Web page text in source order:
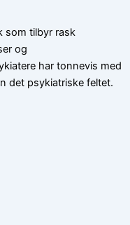
som tilbyr rask
og
har tonnevis med
det psykiatriske feltet.